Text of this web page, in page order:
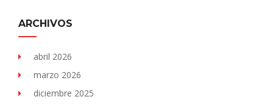
ARCHIVOS
abril 2026
marzo 2026
diciembre 2025